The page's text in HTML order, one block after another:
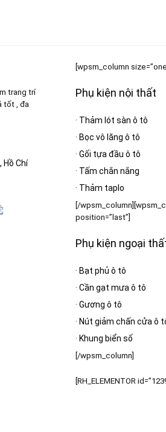
trang trí
tốt , đa
Hồ Chí
[wpsm_column
Phụ kiện nội thất
· Thảm lót sàn ô tô
· Bọc vô lăng ô tô
·Gối tựa đầu ô tô
· Tấm chắn nắng
· Thảm taplo
[/
position=”last”]
Phụ kiện ngoại
· Bạt phủ ô tô
·Cần gạt mưa ô tô
·Gương ô tô
· Nút giảm chấn cửa ô
· Khung biển số
[/wpsm_column]
[RH_ELEMENTOR